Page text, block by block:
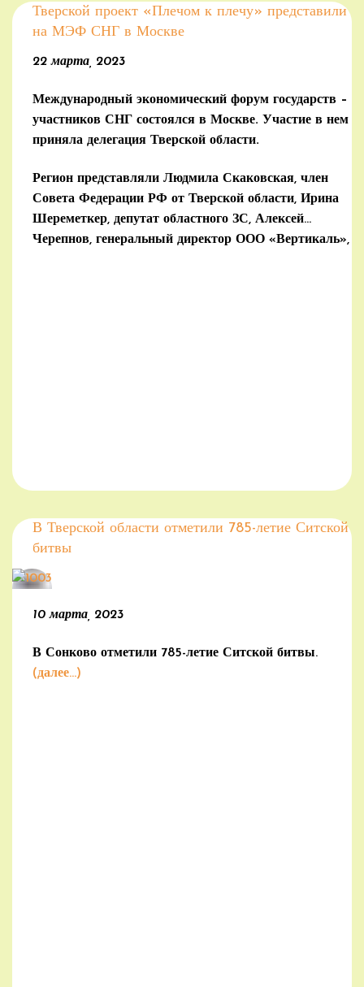
Тверской проект «Плечом к плечу» представили
на МЭФ СНГ в Москве
22 марта, 2023
Международный экономический форум государств –
участников СНГ состоялся в Москве. Участие в нем
приняла делегация Тверской области.
Регион представляли Людмила Скаковская, член
Совета Федерации РФ от Тверской области, Ирина
Шереметкер, депутат областного ЗС, Алексей
Черепнов, генеральный директор ООО «Вертикаль»,
В Тверской области отметили 785-летие Ситской
битвы
10 марта, 2023
В Сонково отметили 785-летие Ситской битвы.
(далее…)